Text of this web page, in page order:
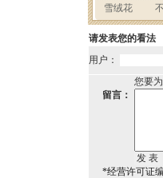
请发表您的看法
用户：
您要
留言：
*经营许可证